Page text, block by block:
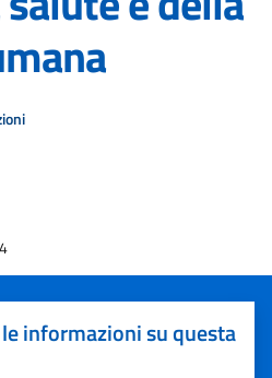
informazioni su questa